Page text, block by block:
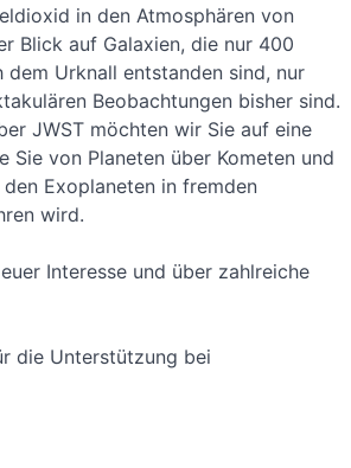
in den Atmosphären von
Blick auf Galaxien, die nur 400
dem Urknall entstanden sind, nur
Beobachtungen bisher sind.
JWST möchten wir Sie auf eine
Sie von Planeten über Kometen und
Exoplaneten in fremden
wird.
Interesse und über zahlreiche
die Unterstützung bei